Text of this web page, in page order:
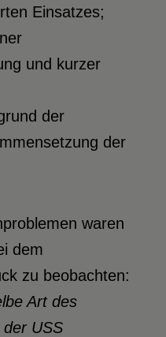
Einsatzes;
und kurzer
der
der
waren
dem
zu beobachten:
Art des
USS